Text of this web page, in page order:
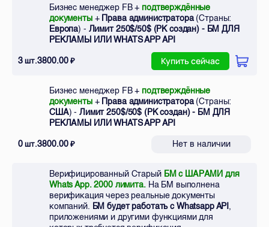
Бизнес менеджер FB + подтверждённые
документы+Права администратора(Страны:
Европа) - Лимит 250$/50$ (РК создан) - БМ ДЛЯ
РЕКЛАМЫ ИЛИ WHATS APP API
3шт.3800.00₽ Купить сейчас
Бизнес менеджер FB + подтверждённые
документы+Права администратора(Страны:
США) -Лимит 250$/50$ (РК создан) - БМ ДЛЯ
РЕКЛАМЫ ИЛИ WHATS APP API
0шт.3800.00₽ Нет в наличии
Верифицированный Старый БМ с ШАРАМИ для
Whats App. 2000 лимита.На БМ выполнена
верификация через реальные документы
компаний. БМ будет работать с Whatsapp API,
приложениями и другими функциями для